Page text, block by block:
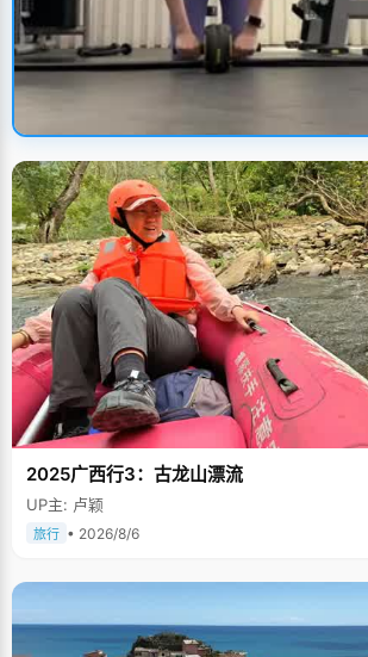
挑战健腹轮
UP主: 婷婷
2025广西行3：古龙山漂流
UP主: 卢颖
旅行 • 2026/8/6